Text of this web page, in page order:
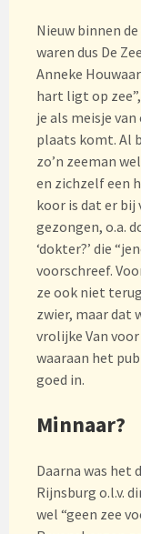
Nieuw binnen
waren dus De
Anneke
hart ligt op
je als meisje
plaats komt. Al
zo’n zeeman
en zichzelf een
koor is dat er
gezongen, o.a.
‘dokter?’ die
voorschreef.
ze ook niet
zwier, maar dat
vrolijke Van
waaraan het
goed in.
Minnaar?
Daarna was het
Rijnsburg o.l.v.
wel “geen zee